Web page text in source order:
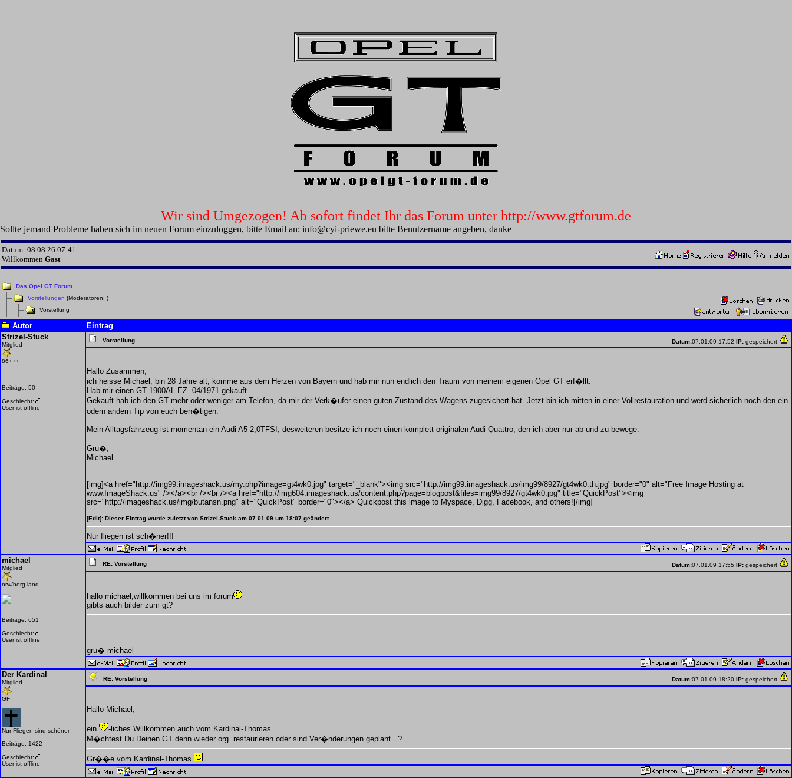
Wir sind Umgezogen! Ab sofort findet Ihr das Forum unter http://www.gtforum.de
Sollte jemand Probleme haben sich im neuen Forum einzuloggen, bitte Email an: info@cyi-priewe.eu bitte Benutzername angeben, danke
Datum: 08.08.26 07:41
Willkommen Gast
Das Opel GT Forum
Vorstellungen (Moderatoren: )
Vorstellung
Autor
Eintrag
Strizel-Stuck
Mitglied
86+++
Beiträge: 50
Geschlecht:
User ist offline
Vorstellung Datum:07.01.09 17:52 IP: gespeichert
Hallo Zusammen,
ich heisse Michael, bin 28 Jahre alt, komme aus dem Herzen von Bayern und hab mir nun endlich den Traum von meinem eigenen Opel GT erf�llt.
Hab mir einen GT 1900AL EZ. 04/1971 gekauft.
Gekauft hab ich den GT mehr oder weniger am Telefon, da mir der Verk�ufer einen guten Zustand des Wagens zugesichert hat. Jetzt bin ich mitten in einer Vollrestauration und werd sicherlich noch den ein
odern andern Tip von euch ben�tigen.
Mein Alltagsfahrzeug ist momentan ein Audi A5 2,0TFSI, desweiteren besitze ich noch einen komplett originalen Audi Quattro, den ich aber nur ab und zu bewege.
Gru�,
Michael
[img]<a href="http://img99.imageshack.us/my.php?image=gt4wk0.jpg" target="_blank"><img src="http://img99.imageshack.us/img99/8927/gt4wk0.th.jpg" border="0" alt="Free Image Hosting at
www.ImageShack.us" /></a><br /><br /><a href="http://img604.imageshack.us/content.php?page=blogpost&files=img99/8927/gt4wk0.jpg" title="QuickPost"><img
src="http://imageshack.us/img/butansn.png" alt="QuickPost" border="0"></a> Quickpost this image to Myspace, Digg, Facebook, and others![/img]
[Edit]: Dieser Eintrag wurde zuletzt von Strizel-Stuck am 07.01.09 um 18:07 geändert
Nur fliegen ist sch�ner!!!
michael
Mitglied
nrw/berg.land
Beiträge: 651
Geschlecht:
User ist offline
RE: Vorstellung Datum:07.01.09 17:55 IP: gespeichert
hallo michael,willkommen bei uns im forum
gibts auch bilder zum gt?
gru� michael
Der Kardinal
Mitglied
GF
Nur Fliegen sind schöner
Beiträge: 1422
Geschlecht:
User ist offline
RE: Vorstellung Datum:07.01.09 18:20 IP: gespeichert
Hallo Michael,
ein
-liches Willkommen auch vom Kardinal-Thomas.
M�chtest Du Deinen GT denn wieder org. restaurieren oder sind Ver�nderungen geplant...?
Gr��e vom Kardinal-Thomas